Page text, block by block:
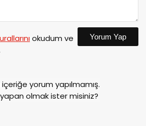
okudum ve
Yorum Yap
yorum yapılmamış.
olmak ister misiniz?